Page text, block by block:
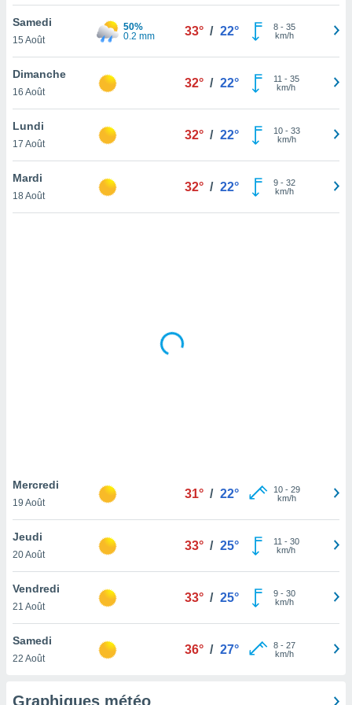
votre
à
en
le
notre
que
et que
Samedi
15 Août
50%
0.2 mm
33° / 22° 8- 35
km/h
Dimanche
16 Août
32° / 22° 11 - 35
km/h
Lundi
17 Août
32° / 22° 10- 33
km/h
Mardi
18 Août
32° / 22° 9- 32
km/h
Mercredi
19 Août
31° / 22° 10- 29
km/h
Jeudi
20 Août
33° / 25° 11 - 30
km/h
Vendredi
21 Août
33° / 25° 9- 30
km/h
Samedi
22 Août
36° / 27° 8- 27
km/h
Graphiques météo